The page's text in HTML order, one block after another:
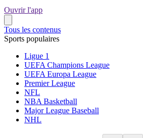
Ouvrir l'app
Tous les contenus
Sports populaires
Ligue 1
UEFA Champions League
UEFA Europa League
Premier League
NFL
NBA Basketball
Major League Baseball
NHL